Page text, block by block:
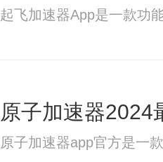
起飞加速器App是一款功
原子加速器2024
原子加速器app官方是一